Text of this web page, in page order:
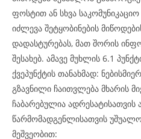
ფოსტით ან სხვა
იძლევა შეტყობინების
დადასტურებას, მათ შორის
შესახებ. ამავე მუხლის 6.1
ქვეპუნქტის თანახმად:
გზავნილი ჩაითვლება მხარის
ჩაბარებულია ადრესატისათვის
წარმომადგენლისათვის
მეშვეობით: